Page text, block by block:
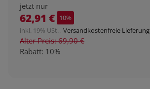
jetzt nur
62,91 € 10%
inkl. 19% USt. , Versandkostenfreie Lieferung
Alter Preis: 69,90 €
Rabatt: 10%